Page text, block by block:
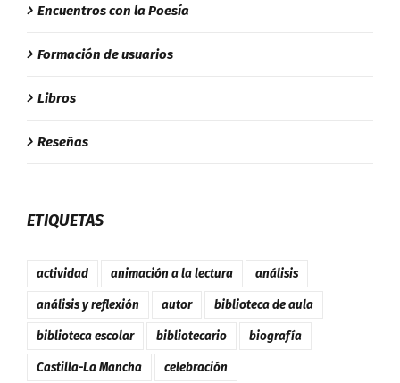
Encuentros con la Poesía
Formación de usuarios
Libros
Reseñas
ETIQUETAS
actividad animación a la lectura análisis
análisis y reflexión autor biblioteca de aula
biblioteca escolar bibliotecario biografía
Castilla-La Mancha celebración